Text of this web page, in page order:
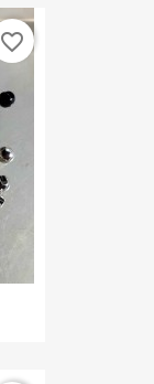
favorite_border